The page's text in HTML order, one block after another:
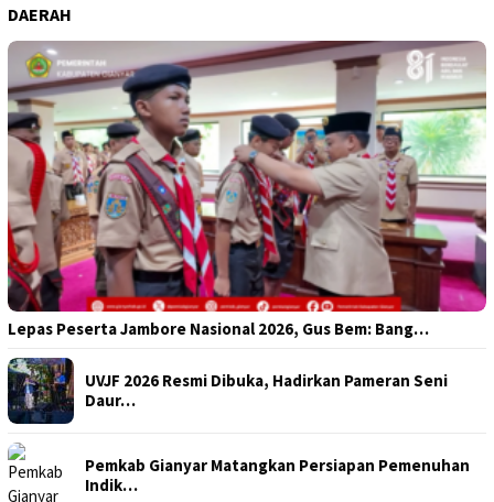
DAERAH
Lepas Peserta Jambore Nasional 2026, Gus Bem: Bang…
UVJF 2026 Resmi Dibuka, Hadirkan Pameran Seni
Daur…
Pemkab Gianyar Matangkan Persiapan Pemenuhan
Indik…